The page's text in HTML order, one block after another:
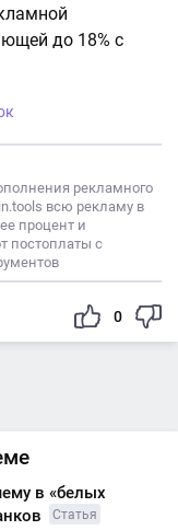
до 18% с
рекламного
всю рекламу в
процент и
постоплаты с
0
в «белых
Статья